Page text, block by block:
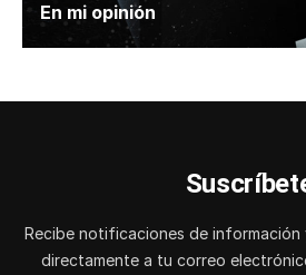
En mi opinión
Recibe notificaciones de información
directamente a tu correo